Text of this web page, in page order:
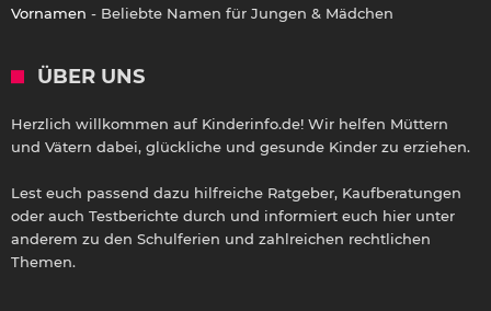
Vornamen - Beliebte Namen für Jungen & Mädchen
ÜBER UNS
Herzlich willkommen auf Kinderinfo.de! Wir helfen Müttern
und Vätern dabei, glückliche und gesunde Kinder zu erziehen.
Lest euch passend dazu hilfreiche Ratgeber, Kaufberatungen
oder auch Testberichte durch und informiert euch hier unter
anderem zu den Schulferien und zahlreichen rechtlichen
Themen.